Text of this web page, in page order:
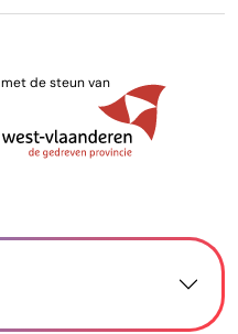
met de steun van